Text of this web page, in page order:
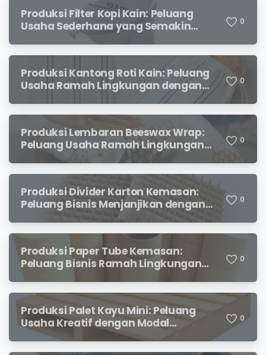
Produksi Filter Kopi Kain: Peluang
Usaha Sederhana yang Semakin
Diminati Pecinta Kopi
0
Produksi Kantong Roti Kain: Peluang
Usaha Ramah Lingkungan dengan
0
Produksi Lembaran Beeswax Wrap:
Peluang Usaha Ramah Lingkungan
yang Menjanjikan
0
Produksi Divider Karton Kemasan:
Peluang Bisnis Menjanjikan dengan
Permintaan yang Terus Meningkat
0
Produksi Paper Tube Kemasan:
Peluang Bisnis Ramah Lingkungan
0
Produksi Palet Kayu Mini: Peluang
Usaha Kreatif dengan Modal
Terjangkau dan Potensi Keuntungan
0